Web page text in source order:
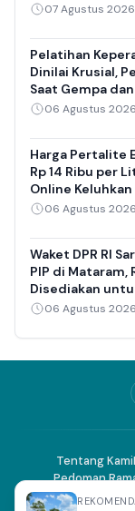
07 Agustus 2026
Pelatihan
Dinilai Krusial,
Saat Gempa
06 Agustus 2026
Harga Pertalite
Rp 14 Ribu per
Online
06 Agustus 2026
Waket DPR RI
PIP di Mataram,
Disediakan
06 Agustus 2026
Tentang Kami
Pedoman